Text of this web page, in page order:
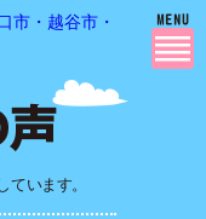
市・越谷市・さいたま
います。